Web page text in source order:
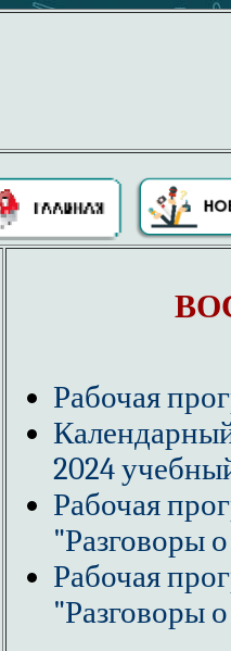
Рабочая
2024
Рабочая
"Разговоры
Рабочая
"Разговоры